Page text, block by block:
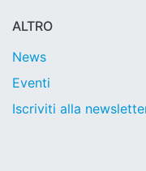
ALTRO
News
Eventi
Iscriviti alla